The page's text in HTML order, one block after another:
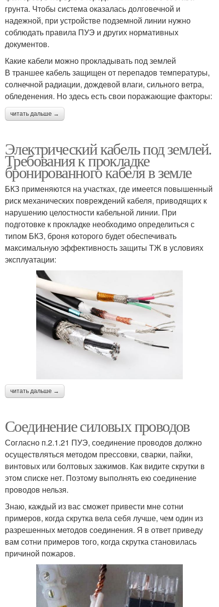
грунта. Чтобы система оказалась долговечной и
надежной, при устройстве подземной линии нужно
соблюдать правила ПУЭ и других нормативных
документов.
Какие кабели можно прокладывать под землей
В траншее кабель защищен от перепадов температуры,
солнечной радиации, дождевой влаги, сильного ветра,
обледенения. Но здесь есть свои поражающие факторы:
читать дальше →
Электрический кабель под землей.
Требования к прокладке
бронированного кабеля в земле
БКЗ применяются на участках, где имеется повышенный
риск механических повреждений кабеля, приводящих к
нарушению целостности кабельной линии. При
подготовке к прокладке необходимо определиться с
типом БКЗ, броня которого будет обеспечивать
максимальную эффективность защиты ТЖ в условиях
эксплуатации:
читать дальше →
Соединение силовых проводов
Согласно п.2.1.21 ПУЭ, соединение проводов должно
осуществляться методом прессовки, сварки, пайки,
винтовых или болтовых зажимов. Как видите скрутки в
этом списке нет. Поэтому выполнять ею соединение
проводов нельзя.
Знаю, каждый из вас сможет привести мне сотни
примеров, когда скрутка вела себя лучше, чем один из
разрешенных методов соединения. Я в ответ приведу
вам сотни примеров того, когда скрутка становилась
причиной пожаров.